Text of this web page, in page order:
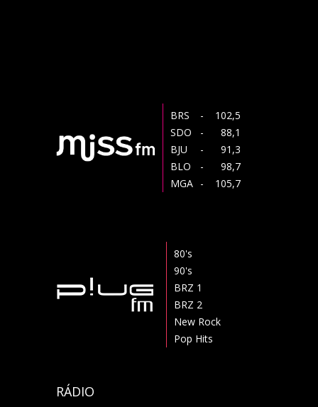
BRS
- 102,5
SDO
- 88,1
BJU
- 91,3
BLO
- 98,7
MGA - 105,7
80's
90's
BRZ 1
BRZ 2
New Rock
Pop Hits
RÁDIO